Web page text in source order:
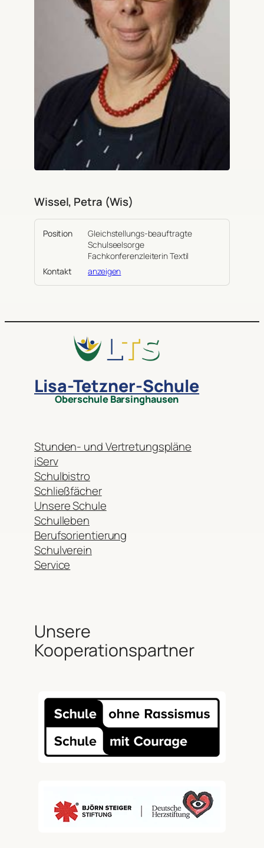
Wissel, Petra (Wis)
Position
Gleichstellungs-beauftragte
Schulseelsorge
Fachkonferenzleiterin Textil
Kontakt
anzeigen
Lisa-Tetzner-Schule
Oberschule Barsinghausen
Stunden- und Vertretungspläne
iServ
Schulbistro
Schließfächer
Unsere Schule
Schulleben
Berufsorientierung
Schulverein
Service
Unsere
Kooperationspartner